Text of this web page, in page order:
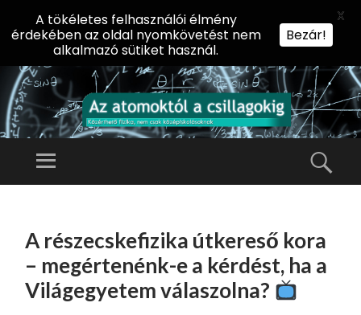
AZ
KT
Ó
L
Előadássorozat
Természettudományi
Kar Fizikai
Intézetében
Menü
TARTALOMHOZ
A részecskefizika útkereső kora
– megértenénk-e a kérdést, ha a
Világegyetem válaszolna?
A tökéletes felhasználói élmény
érdekében az oldal nyomkövetést nem
alkalmazó sütiket használ.
Bezár!
X